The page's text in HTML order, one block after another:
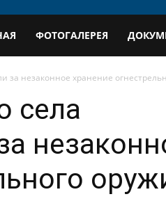
ФОТОГАЛЕРЕЯ
за незаконное хранение
села